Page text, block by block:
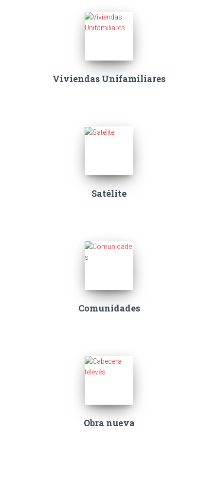
Viviendas Unifamiliares
Satélite
Comunidades
Obra nueva